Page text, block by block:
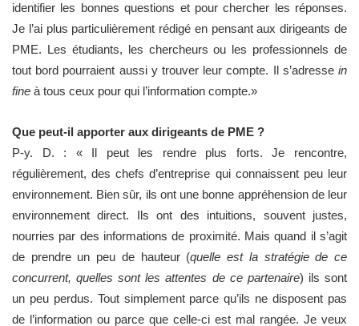
identifier les bonnes questions et pour chercher les réponses.
Je l’ai plus particulièrement rédigé en pensant aux dirigeants de
PME. Les étudiants, les chercheurs ou les professionnels de
tout bord pourraient aussi y trouver leur compte. Il s’adresse in
fine à tous ceux pour qui l’information compte.»
Que peut-il apporter aux dirigeants de PME ?
P-y. D. : « Il peut les rendre plus forts. Je rencontre,
régulièrement, des chefs d’entreprise qui connaissent peu leur
environnement. Bien sûr, ils ont une bonne appréhension de leur
environnement direct. Ils ont des intuitions, souvent justes,
nourries par des informations de proximité. Mais quand il s’agit
de prendre un peu de hauteur (quelle est la stratégie de ce
concurrent, quelles sont les attentes de ce partenaire) ils sont
un peu perdus. Tout simplement parce qu’ils ne disposent pas
de l’information ou parce que celle-ci est mal rangée. Je veux